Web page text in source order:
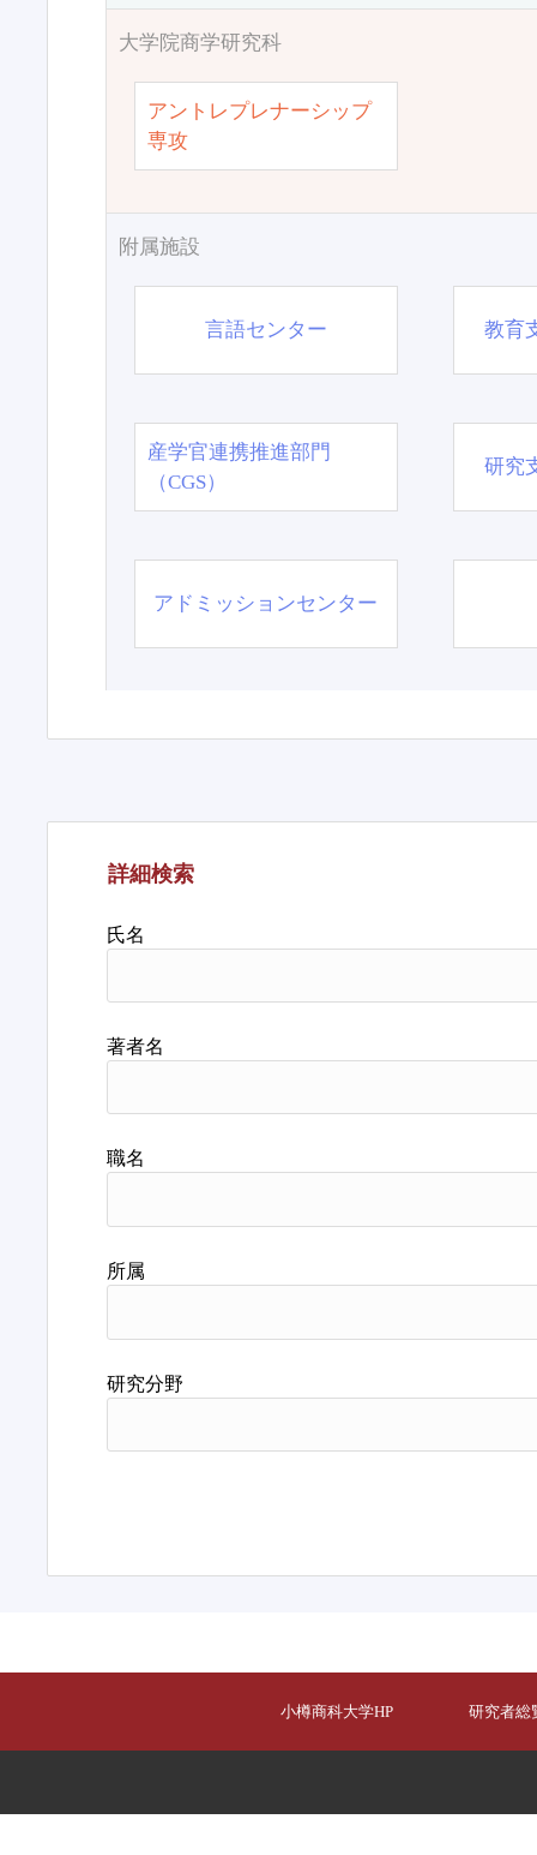
大学院商学研究科
アントレプレナーシップ
専攻
附属施設
言語センター 教育
産学官連携推進部門
（CGS）
研究
アドミッションセンター
詳細検索
氏名
著者名
職名
所属
研究分野
小樽商科大学HP 研究者総